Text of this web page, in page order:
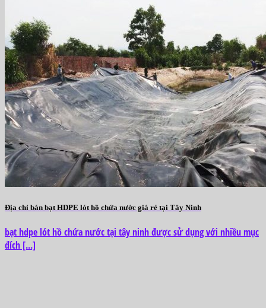
Địa chỉ bán bạt HDPE lót hồ chứa nước giá rẻ tại Tây Ninh
bạt hdpe lót hồ chứa nước tại tây ninh được sử dụng với nhiều mục
đích [...]